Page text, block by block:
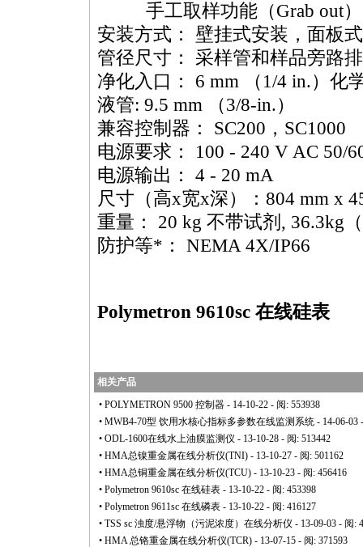
手工取样功能（Grab out）
安装方式： 壁挂式安装，面板
管径尺寸： 采样管和样品旁路
净化入口： 6 mm （1/4 in.）化
液管: 9.5 mm （3/8-in.）
兼容控制器： SC200，SC1000
电源要求： 100 - 240 V AC 50/
电源输出： 4 - 20 mA
尺寸（高x宽x深）：804 mm x
重量： 20 kg 不带试剂, 36.3kg
防护等* ： NEMA 4X/IP66
Polymetron 9610sc 在线硅表
相关产品
• POLYMETRON 9500 控制器 - 14-10-22 - 阅: 553938
• MWB4-70型 饮用水核心指标多参数在线监测系统 - 14-06-03
• ODL-1600在线水上油膜监测仪 - 13-10-28 - 阅: 513442
• HMA总镍重金属在线分析仪(TNI) - 13-10-27 - 阅: 501162
• HMA总铜重金属在线分析仪(TCU) - 13-10-23 - 阅: 456416
• Polymetron 9610sc 在线硅表 - 13-10-22 - 阅: 453398
• Polymetron 9611sc 在线磷表 - 13-10-22 - 阅: 416127
• TSS sc 浊度/悬浮物（污泥浓度）在线分析仪 - 13-09-03 - 阅:
• HMA 总铬重金属在线分析仪(TCR) - 13-07-15 - 阅: 371593